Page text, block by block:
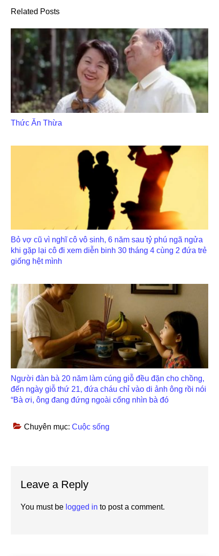
Related Posts
Thức Ăn Thừa
Bỏ vợ cũ vì nghĩ cô vô sinh, 6 năm sau tỷ phú ngã ngửa
khi gặp lại cô đi xem diễn binh 30 tháng 4 cùng 2 đứa trẻ
giống hệt mình
Người đàn bà 20 năm làm cúng giỗ đều đặn cho chồng,
đến ngày giỗ thứ 21, đứa cháu chỉ vào di ảnh ông rồi nói
“Bà ơi, ông đang đứng ngoài cổng nhìn bà đó
Chuyên mục:Cuộc sống
Interactions
Leave a Reply
You must be logged in to post a comment.